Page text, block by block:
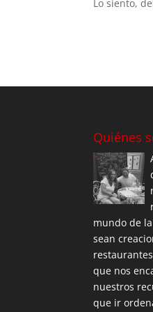
Lo siento,
Quiénes
mundo de
sean
que nos
nuestros
que ir